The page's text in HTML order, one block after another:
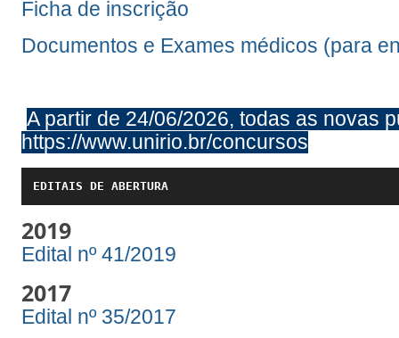
Ficha de inscrição
Documentos e Exames médicos (para
A partir de 24/06/2026, todas as novas
https://www.unirio.br/concursos
EDITAIS DE ABERTURA
2019
Edital nº 41/2019
2017
Edital nº 35/2017